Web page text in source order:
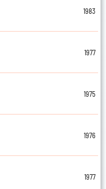
1983
1977
1975
1976
1977